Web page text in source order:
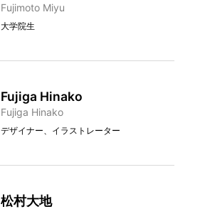
Fujimoto Miyu
大学院生
Fujiga Hinako
Fujiga Hinako
デザイナー、イラストレーター
松村大地